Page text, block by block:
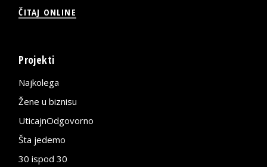
ČITAJ ONLINE
Projekti
Najkolega
Žene u biznisu
UticajnOdgovorno
Šta jedemo
30 ispod 30